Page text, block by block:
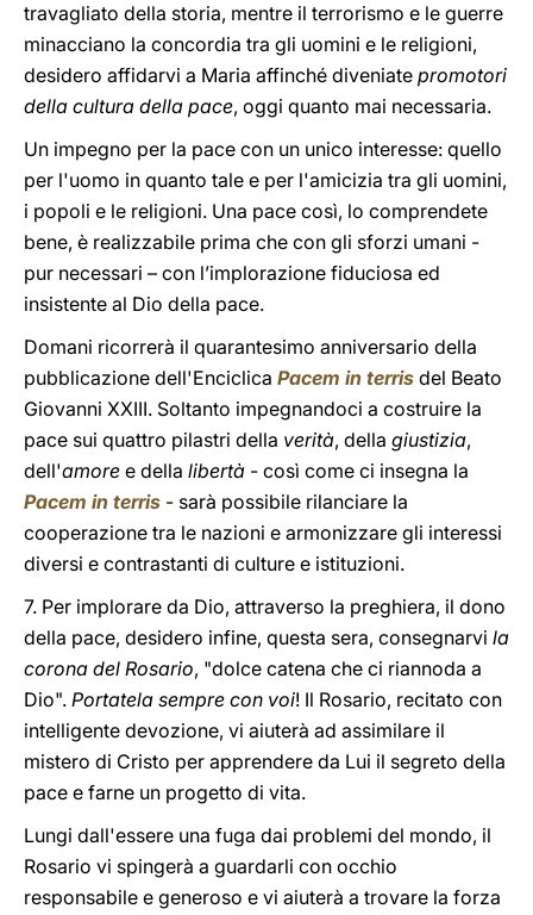
travagliato della storia, mentre il terrorismo e le guerre
minacciano la concordia tra gli uomini e le religioni,
desidero affidarvi a Maria affinché diveniate promotori
della cultura della pace, oggi quanto mai necessaria.
Un impegno per la pace con un unico interesse: quello
per l'uomo in quanto tale e per l'amicizia tra gli uomini,
i popoli e le religioni. Una pace così, lo comprendete
bene, è realizzabile prima che con gli sforzi umani -
pur necessari – con l’implorazione fiduciosa ed
insistente al Dio della pace.
Domani ricorrerà il quarantesimo anniversario della
pubblicazione dell'Enciclica Pacem in terris del Beato
Giovanni XXIII. Soltanto impegnandoci a costruire la
pace sui quattro pilastri della verità, della giustizia,
dell'amore e della libertà - così come ci insegna la
Pacem in terris - sarà possibile rilanciare la
cooperazione tra le nazioni e armonizzare gli interessi
diversi e contrastanti di culture e istituzioni.
7. Per implorare da Dio, attraverso la preghiera, il dono
della pace, desidero infine, questa sera, consegnarvi la
corona del Rosario, "dolce catena che ci riannoda a
Dio". Portatela sempre con voi! Il Rosario, recitato con
intelligente devozione, vi aiuterà ad assimilare il
mistero di Cristo per apprendere da Lui il segreto della
pace e farne un progetto di vita.
Lungi dall'essere una fuga dai problemi del mondo, il
Rosario vi spingerà a guardarli con occhio
responsabile e generoso e vi aiuterà a trovare la forza